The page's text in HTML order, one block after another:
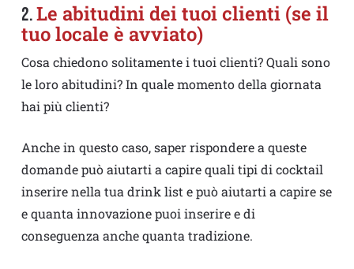
2.Le abitudini dei tuoi clienti (se il
tuo locale è avviato)
Cosa chiedono solitamente i tuoi clienti? Quali sono
le loro abitudini? In quale momento della giornata
hai più clienti?
Anche in questo caso, saper rispondere a queste
domande può aiutarti a capire quali tipi di cocktail
inserire nella tua drink list e può aiutarti a capire se
e quanta innovazione puoi inserire e di
conseguenza anche quanta tradizione.